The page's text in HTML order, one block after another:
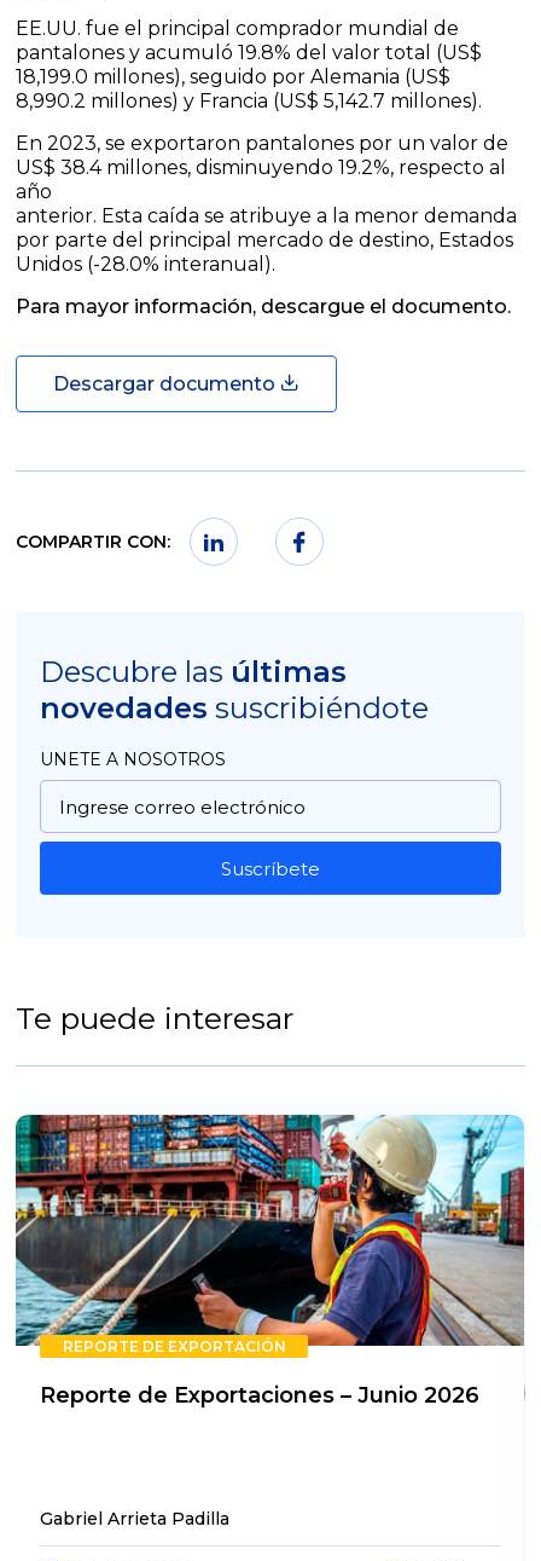
EE.UU. fue el principal comprador mundial de
pantalones y acumuló 19.8% del valor total (US$
18,199.0 millones), seguido por Alemania (US$
8,990.2 millones) y Francia (US$ 5,142.7 millones).
En 2023, se exportaron pantalones por un valor de
US$ 38.4 millones, disminuyendo 19.2%, respecto al
año
anterior. Esta caída se atribuye a la menor demanda
por parte del principal mercado de destino, Estados
Unidos (-28.0% interanual).
Para mayor información, descargue el documento.
Descargar documento
COMPARTIR CON:
Descubre las últimas
novedades suscribiéndote
UNETE A NOSOTROS
Suscríbete
Te puede interesar
REPORTE DE EXPORTACIÓN
Reporte de Exportaciones – Junio 2026
Gabriel Arrieta Padilla